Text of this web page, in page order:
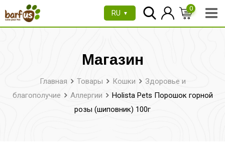
Перейти
RU ▼
0
Магазин
Главная Товары Кошки
Здоровье и
благополучие
Аллергии
Holista Pets Порошок горной
розы (шиповник) 100г